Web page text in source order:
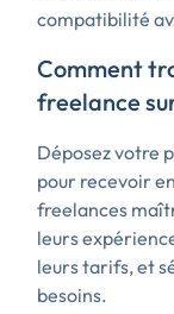
compatibilité
Comment
freelance
Déposez votre
pour recevoir
freelances
leurs
leurs tarifs, et
besoins.